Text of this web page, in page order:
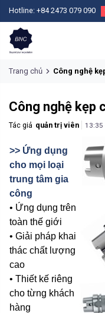
Hotline: +84 2473 079 090
Trang chủ Công nghệ
Công nghệ kẹp
Tác giả quản trị viên
>> Ứng dụng
cho mọi loại
trung tâm gia
công
• Ứng dụng trên
toàn thế giới
• Giải pháp khai
thác chất lượng
cao
• Thiết kế riêng
cho từng khách
hàng